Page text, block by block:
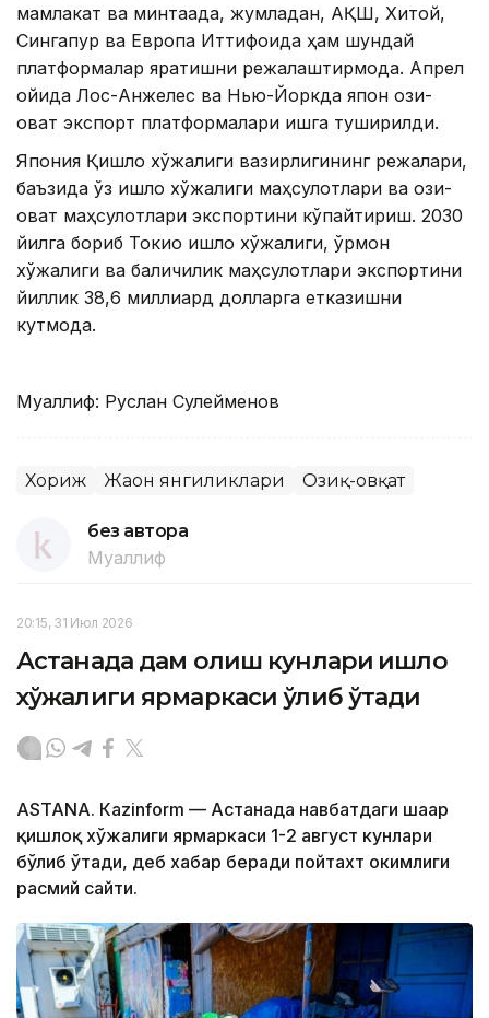
мамлакат ва минтақада, жумладан, АҚШ, Хитой,
Сингапур ва Европа Иттифоқида ҳам шундай
платформалар яратишни режалаштирмоқда. Апрел
ойида Лос-Анжелес ва Нью-Йоркда япон озиқ-
овқат экспорт платформалари ишга туширилди.
Япония Қишлоқ хўжалиги вазирлигининг режалари,
баъзида ўз қишлоқ хўжалиги маҳсулотлари ва озиқ-
овқат маҳсулотлари экспортини кўпайтириш. 2030
йилга бориб Токио қишлоқ хўжалиги, ўрмон
хўжалиги ва балиқчилик маҳсулотлари экспортини
йиллик 38,6 миллиард долларга етказишни
кутмоқда.
Муаллиф: Руслан Сулейменов
Хориж Жаҳон янгиликлари Озиқ-овқат
без автора
Муаллиф
20:15, 31 Июл 2026
Астанада дам олиш кунлари қишлоқ
хўжалиги ярмаркаси ўлиб ўтади
ASTANА. Кazinform — Астанада навбатдаги шаҳар
қишлоқ хўжалиги ярмаркаси 1-2 август кунлари
бўлиб ўтади, деб хабар беради пойтахт ҳокимлиги
расмий сайти.